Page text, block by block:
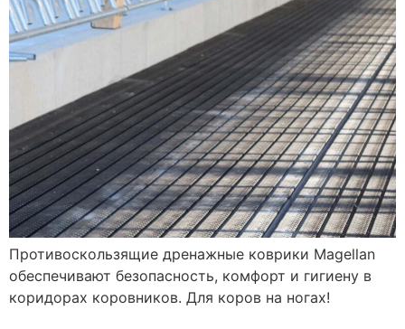
Противоскользящие дренажные коврики Magellan
обеспечивают безопасность, комфорт и гигиену в
коридорах коровников. Для коров на ногах!